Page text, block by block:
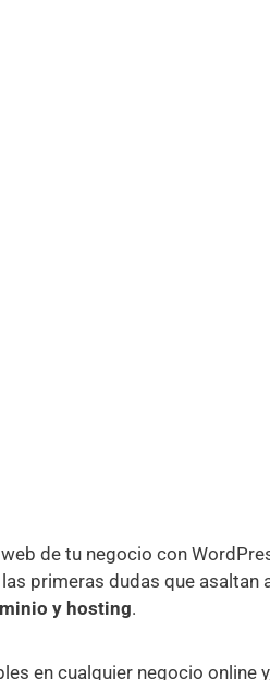
de tu negocio con
primeras dudas que asaltan
y hosting.
en cualquier negocio online